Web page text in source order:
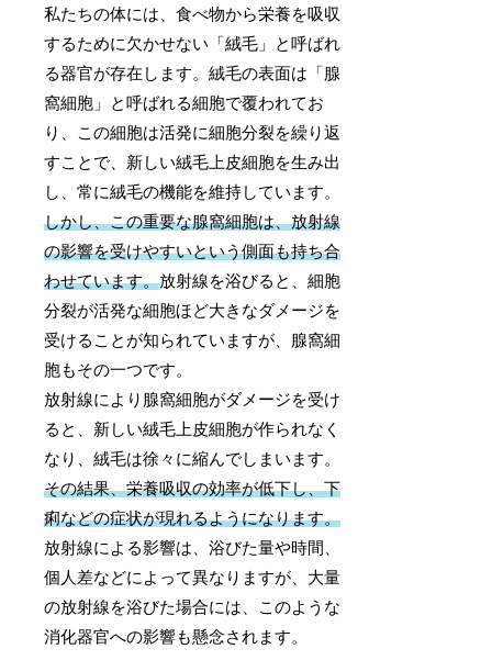
私たちの体には、食べ物から栄養を吸収
するために欠かせない「絨毛」と呼ばれ
る器官が存在します。絨毛の表面は「腺
窩細胞」と呼ばれる細胞で覆われてお
り、この細胞は活発に細胞分裂を繰り返
すことで、新しい絨毛上皮細胞を生み出
し、常に絨毛の機能を維持しています。
しかし、この重要な腺窩細胞は、放射線
の影響を受けやすいという側面も持ち合
わせています。放射線を浴びると、細胞
分裂が活発な細胞ほど大きなダメージを
受けることが知られていますが、腺窩細
胞もその一つです。
放射線により腺窩細胞がダメージを受け
ると、新しい絨毛上皮細胞が作られなく
なり、絨毛は徐々に縮んでしまいます。
その結果、栄養吸収の効率が低下し、下
痢などの症状が現れるようになります。
放射線による影響は、浴びた量や時間、
個人差などによって異なりますが、大量
の放射線を浴びた場合には、このような
消化器官への影響も懸念されます。